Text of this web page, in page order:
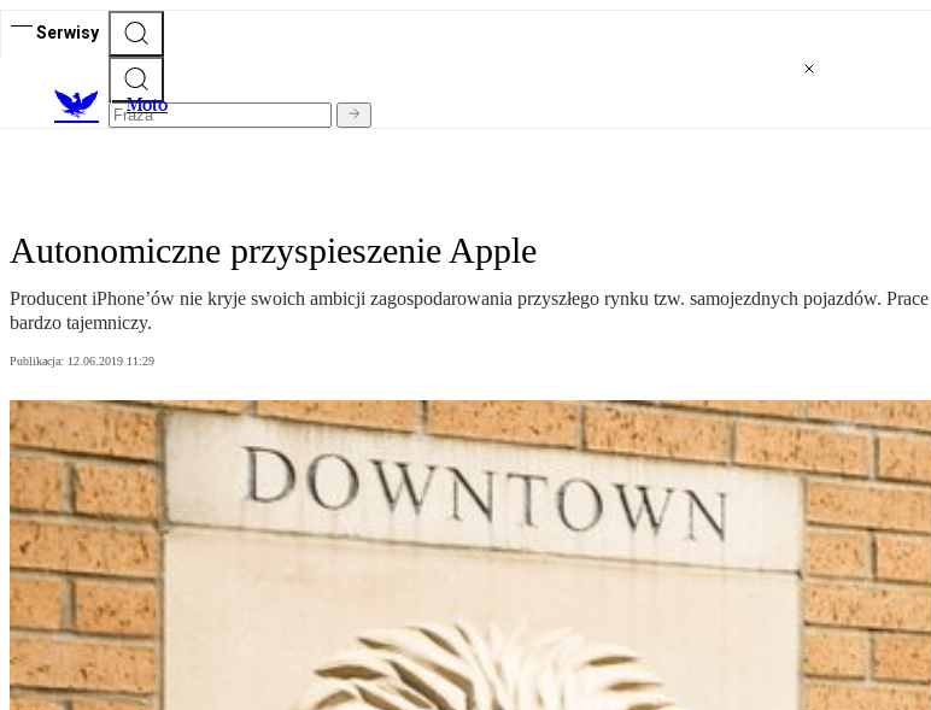
Serwisy
Moto
Autonomiczne przyspieszenie Apple
Producent iPhone’ów nie kryje swoich ambicji zagospodarowania przyszłego rynku tzw. samojezdnych pojazdów.
bardzo tajemniczy.
Publikacja: 12.06.2019 11:29